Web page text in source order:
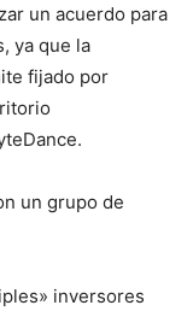
un acuerdo para
ya que la
fijado por
un grupo de
inversores